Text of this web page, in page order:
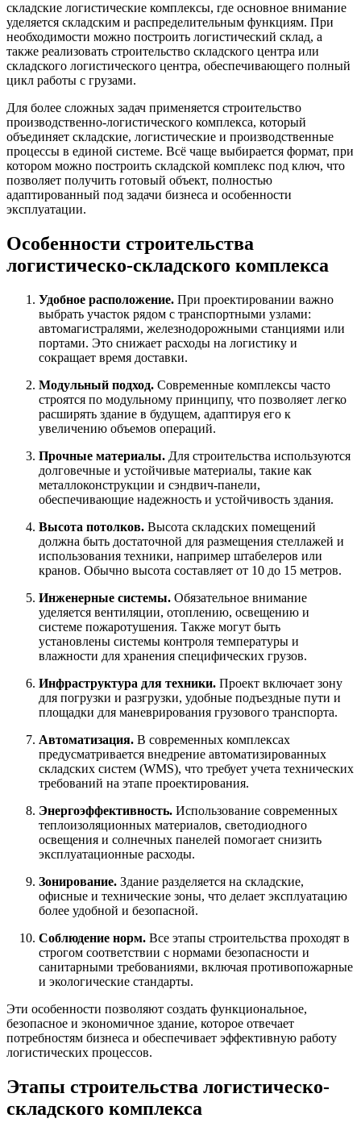
складские логистические комплексы, где основное внимание
уделяется складским и распределительным функциям. При
необходимости можно построить логистический склад, а
также реализовать строительство складского центра или
складского логистического центра, обеспечивающего полный
цикл работы с грузами.
Для более сложных задач применяется строительство
производственно-логистического комплекса, который
объединяет складские, логистические и производственные
процессы в единой системе. Всё чаще выбирается формат, при
котором можно построить складской комплекс под ключ, что
позволяет получить готовый объект, полностью
адаптированный под задачи бизнеса и особенности
эксплуатации.
Особенности строительства
логистическо-складского комплекса
Удобное расположение. При проектировании важно
выбрать участок рядом с транспортными узлами:
автомагистралями, железнодорожными станциями или
портами. Это снижает расходы на логистику и
сокращает время доставки.
Модульный подход. Современные комплексы часто
строятся по модульному принципу, что позволяет легко
расширять здание в будущем, адаптируя его к
увеличению объемов операций.
Прочные материалы. Для строительства используются
долговечные и устойчивые материалы, такие как
металлоконструкции и сэндвич-панели,
обеспечивающие надежность и устойчивость здания.
Высота потолков. Высота складских помещений
должна быть достаточной для размещения стеллажей и
использования техники, например штабелеров или
кранов. Обычно высота составляет от 10 до 15 метров.
Инженерные системы. Обязательное внимание
уделяется вентиляции, отоплению, освещению и
системе пожаротушения. Также могут быть
установлены системы контроля температуры и
влажности для хранения специфических грузов.
Инфраструктура для техники. Проект включает зону
для погрузки и разгрузки, удобные подъездные пути и
площадки для маневрирования грузового транспорта.
Автоматизация. В современных комплексах
предусматривается внедрение автоматизированных
складских систем (WMS), что требует учета технических
требований на этапе проектирования.
Энергоэффективность. Использование современных
теплоизоляционных материалов, светодиодного
освещения и солнечных панелей помогает снизить
эксплуатационные расходы.
Зонирование. Здание разделяется на складские,
офисные и технические зоны, что делает эксплуатацию
более удобной и безопасной.
Соблюдение норм. Все этапы строительства проходят в
строгом соответствии с нормами безопасности и
санитарными требованиями, включая противопожарные
и экологические стандарты.
Эти особенности позволяют создать функциональное,
безопасное и экономичное здание, которое отвечает
потребностям бизнеса и обеспечивает эффективную работу
логистических процессов.
Этапы строительства логистическо-
складского комплекса